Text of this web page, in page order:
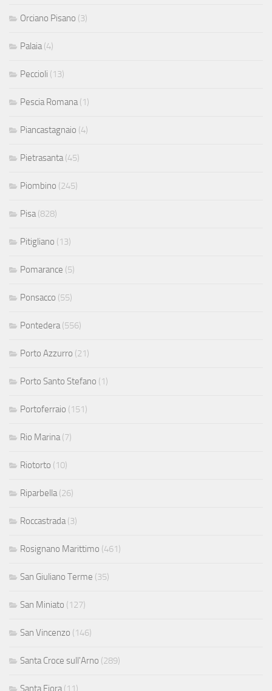
Orciano Pisano (3)
Palaia (4)
Peccioli (13)
Pescia Romana (1)
Piancastagnaio (4)
Pietrasanta (45)
Piombino (245)
Pisa (828)
Pitigliano (13)
Pomarance (5)
Ponsacco (55)
Pontedera (556)
Porto Azzurro (21)
Porto Santo Stefano (1)
Portoferraio (151)
Rio Marina (7)
Riotorto (10)
Riparbella (26)
Roccastrada (3)
Rosignano Marittimo (461)
San Giuliano Terme (35)
San Miniato (127)
San Vincenzo (146)
Santa Croce sull'Arno (289)
Santa Fiora (11)